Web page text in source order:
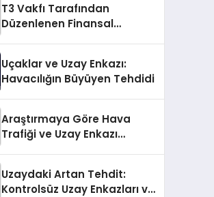
T3 Vakfı Tarafından
Düzenlenen Finansal
Uçaklar ve Uzay Enkazı:
Havacılığın Büyüyen Tehdidi
Araştırmaya Göre Hava
Trafiği ve Uzay Enkazı
Uzaydaki Artan Tehdit:
Kontrolsüz Uzay Enkazları ve